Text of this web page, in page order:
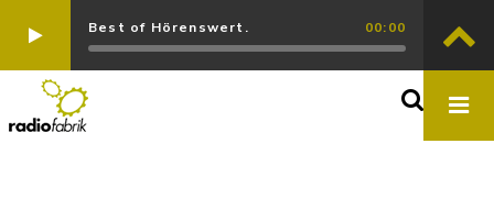
Best of Hörenswert. 00:00